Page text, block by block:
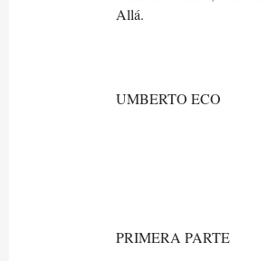
Allá.
UMBERTO ECO
PRIMERA PARTE